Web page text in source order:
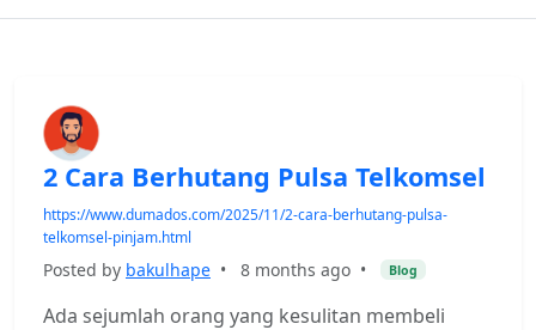
2 Cara Berhutang Pulsa Telkomsel
https://www.dumados.com/2025/11/2-cara-berhutang-pulsa-
telkomsel-pinjam.html
Posted by bakulhape • 8 months ago • Blog
Ada sejumlah orang yang kesulitan membeli